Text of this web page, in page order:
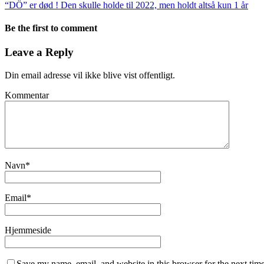
“DÖ” er død ! Den skulle holde til 2022, men holdt altså kun 1 år
Be the first to comment
Leave a Reply
Din email adresse vil ikke blive vist offentligt.
Kommentar
Navn*
Email*
Hjemmeside